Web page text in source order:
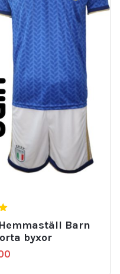
Barn
byxor